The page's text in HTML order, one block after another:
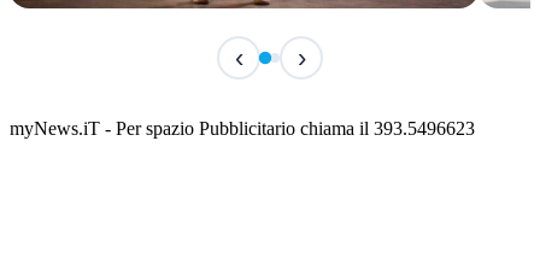
Classic Contest 3vs3 Memorial Michele
📅 6 Agosto 2026 · 09:00 · 📍 Lungomare C. Colombo
‹ ›
myNews.iT - Per spazio Pubblicitario chiama il 393.5496623